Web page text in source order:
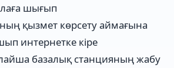
шығып
қызмет көрсету аймағына
интернетке кіре
базалық станцияның жабу